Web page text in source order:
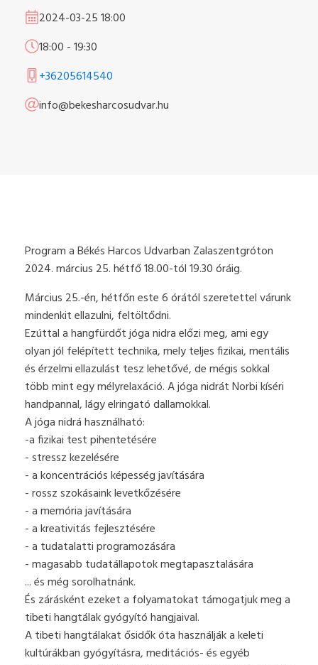
2024-03-2518:00
18:00 -19:30
+36205614540
info@bekesharcosudvar.hu
Program a Békés Harcos Udvarban Zalaszentgróton
2024. március 25. hétfő 18.00-tól 19.30 óráig.
Március 25.-én, hétfőn este 6 órától szeretettel várunk
mindenkit ellazulni, feltöltődni.
Ezúttal a hangfürdőt jóga nidra előzi meg, ami egy
olyan jól felépített technika, mely teljes fizikai, mentális
és érzelmi ellazulást tesz lehetővé, de mégis sokkal
több mint egy mélyrelaxáció. A jóga nidrát Norbi kíséri
handpannal, lágy elringató dallamokkal.
A jóga nidrá használható:
-a fizikai test pihentetésére
- stressz kezelésére
- a koncentrációs képesség javítására
- rossz szokásaink levetkőzésére
- a memória javítására
- a kreativitás fejlesztésére
- a tudatalatti programozására
- magasabb tudatállapotok megtapasztalására
... és még sorolhatnánk.
És zárásként ezeket a folyamatokat támogatjuk meg a
tibeti hangtálak gyógyító hangjaival.
A tibeti hangtálakat ősidők óta használják a keleti
kultúrákban gyógyításra, meditációs- és egyéb